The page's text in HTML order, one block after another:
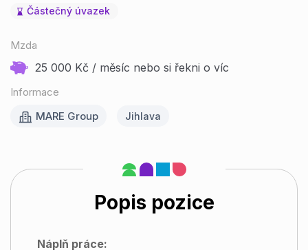
Částečný úvazek
Mzda
25 000 Kč / měsíc nebo si řekni o víc
Informace
MARE Group
Jihlava
Popis pozice
Náplň práce: